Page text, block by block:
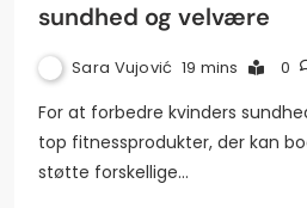
sundhed og velvære
Sara Vujović 19 mins 0
For at forbedre kvinders
top fitnessprodukter, der kan
støtte forskellige…